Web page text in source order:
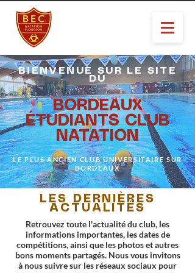
BIENVENUE SUR LE SITE
DU
BORDEAUX
ÉTUDIANTS CLUB
NATATION
LE PLUS ANCIEN CLUB UNIVERSITAIRE SUR
BORDEAUX
LES DERNIÈRES
ACTUALITÉS
Retrouvez toute l'actualité du club, les
informations importantes, les dates de
compétitions, ainsi que les photos et autres
bons moments partagés. Nous vous invitons
à nous suivre sur les réseaux sociaux pour